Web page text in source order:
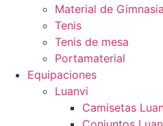
Material de
Tenis
Tenis de mesa
Portamaterial
Equipaciones
Luanvi
Camisetas